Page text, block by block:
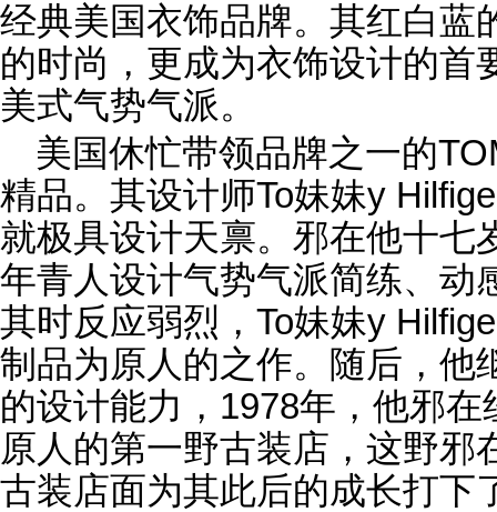
经典美国衣饰品牌。其红白蓝
的时尚，更成为衣饰设计的首
美式气势气派。
美国休忙带领品牌之一的
精品。其设计师To妹妹y
就极具设计天禀。邪在他十七
年青人设计气势气派简练、动
其时反应弱烈，To妹妹y
制品为原人的之作。随后，他
的设计能力，1978年，他邪
原人的第一野古装店，这野邪
古装店面为其此后的成长打下